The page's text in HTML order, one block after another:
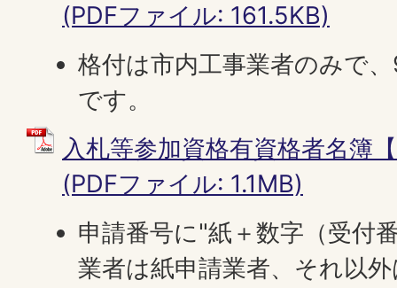
(PDFファイル: 161.5KB)
格付は市内工事業者のみで
です。
入札等参加資格有資格者名簿
(PDFファイル: 1.1MB)
申請番号に"紙＋数字（受付
業者は紙申請業者、それ以